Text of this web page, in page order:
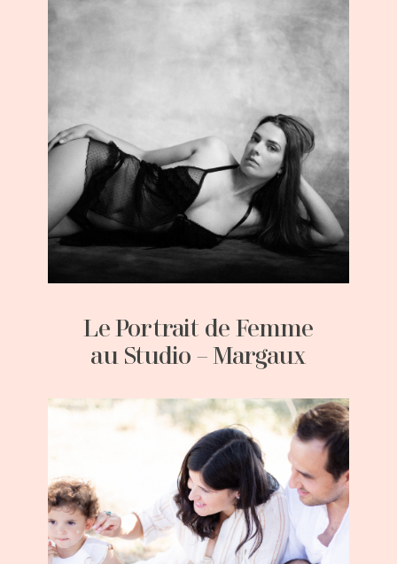
Le Portrait de Femme
au Studio – Margaux